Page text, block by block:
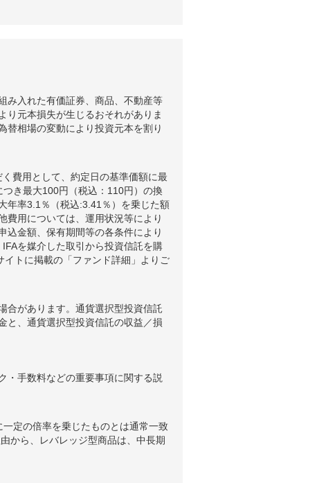
み入れた有価証券、商品、不動産等
り元本損失が生じるおそれがありま
替相場の変動により投資元本を割り
費用として、約定日の基準価額に最
き最大100円（税込：110円）の換
年率3.1％（税込:3.41％）を乗じた額
費用については、運用状況等により
込金額、保有期間等の各条件により
を媒介した取引から投資信託を購
トに掲載の「ファンド詳細」よりご
合があります。通貨選択型投資信託
と、通貨選択型投資信託の収益／損
・手数料などの重要事項に関する説
定の倍率を乗じたものとは通常一致
から、レバレッジ型商品は、中長期